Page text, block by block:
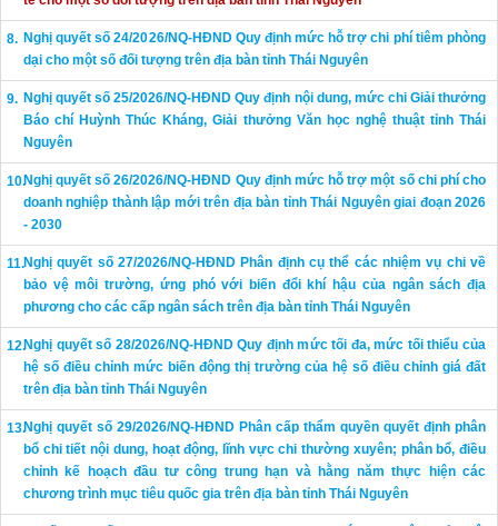
Nghị quyết số 24/2026/NQ-HĐND Quy định mức hỗ trợ chi phí tiêm phòng
dại cho một số đối tượng trên địa bàn tỉnh Thái Nguyên
Nghị quyết số 25/2026/NQ-HĐND Quy định nội dung, mức chi Giải thưởng
Báo chí Huỳnh Thúc Kháng, Giải thưởng Văn học nghệ thuật tỉnh Thái
Nguyên
Nghị quyết số 26/2026/NQ-HĐND Quy định mức hỗ trợ một số chi phí cho
doanh nghiệp thành lập mới trên địa bàn tỉnh Thái Nguyên giai đoạn 2026
- 2030
Nghị quyết số 27/2026/NQ-HĐND Phân định cụ thể các nhiệm vụ chi về
bảo vệ môi trường, ứng phó với biến đổi khí hậu của ngân sách địa
phương cho các cấp ngân sách trên địa bàn tỉnh Thái Nguyên
Nghị quyết số 28/2026/NQ-HĐND Quy định mức tối đa, mức tối thiểu của
hệ số điều chỉnh mức biến động thị trường của hệ số điều chỉnh giá đất
trên địa bàn tỉnh Thái Nguyên
Nghị quyết số 29/2026/NQ-HĐND Phân cấp thẩm quyền quyết định phân
bổ chi tiết nội dung, hoạt động, lĩnh vực chi thường xuyên; phân bổ, điều
chỉnh kế hoạch đầu tư công trung hạn và hằng năm thực hiện các
chương trình mục tiêu quốc gia trên địa bàn tỉnh Thái Nguyên